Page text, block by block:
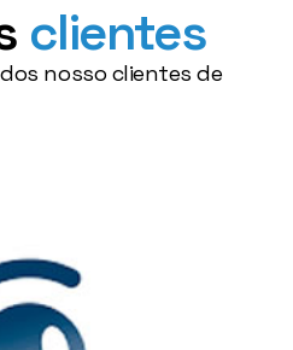
clientes
nosso clientes de